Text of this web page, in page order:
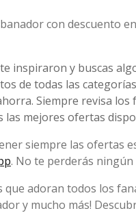
con descuento
inspiraron y buscas
de todas las
Siempre revisa
las mejores ofertas
siempre las ofertas
. No te perderás ningún
que adoran todos los
y mucho más!